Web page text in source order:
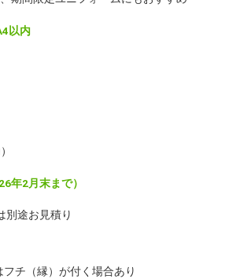
以内
年2月末まで）
別途お見積り
チ（縁）が付く場合あり